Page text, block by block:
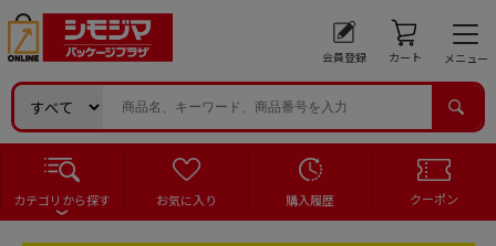
会員登録 カート メニュー
カテゴリから探す お気に入り 購入履歴 クーポン